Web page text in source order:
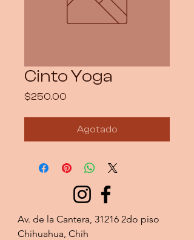
Cinto Yoga
$250.00
Agotado
Av. de la Cantera, 31216 2do piso
Chihuahua, Chih